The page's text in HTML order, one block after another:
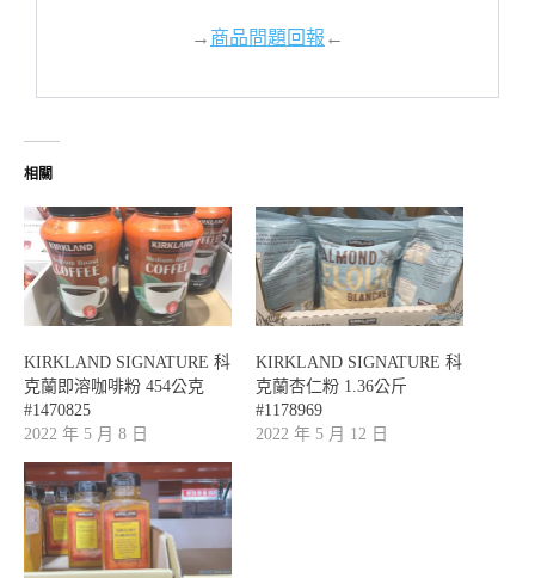
→商品問題回報←
相關
KIRKLAND SIGNATURE 科
克蘭即溶咖啡粉 454公克
#1470825
2022 年 5 月 8 日
KIRKLAND SIGNATURE 科
克蘭杏仁粉 1.36公斤
#1178969
2022 年 5 月 12 日